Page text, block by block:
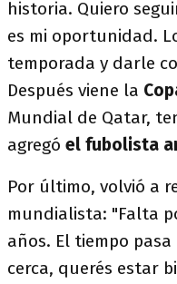
historia. Quiero
es mi oportunidad.
temporada y darle
Después viene la
Mundial de Qatar,
agregó el fubolista
Por último, volvió a
mundialista: "Falta
años. El tiempo
cerca, querés estar